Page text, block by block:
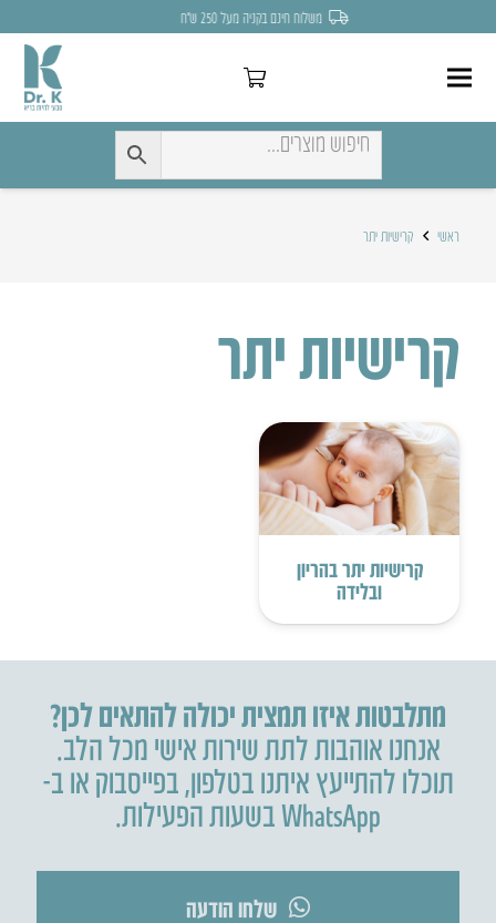
משלוח חינם בקניה מעל 250 ש״ח
ראשי קרישיות יתר
קרישיות יתר
קרישיות יתר בהריון
ובלידה
מתלבטות איזו תמצית יכולה להתאים לכן?
אנחנו אוהבות לתת שירות אישי מכל הלב.
תוכלו להתייעץ איתנו בטלפון,בפייסבוק או ב-
WhatsApp בשעות הפעילות.
שלחו הודעה